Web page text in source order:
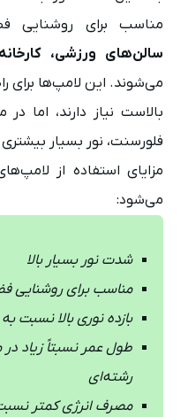
مناسب برای روشنایی
سالن‌های ورزشی،
می‌شوند. این لامپ‌ها برای
بالاست نیاز دارند، اما
فلورسنت، نور بسیار
مزایای استفاده از
می‌شود:
شدت نور بسیار بالا
مناسب برای روشنایی
بازده نوری بالا نسبت
طول عمر نسبتاً زیاد
رشته‌ای
مصرف انرژی کمتر